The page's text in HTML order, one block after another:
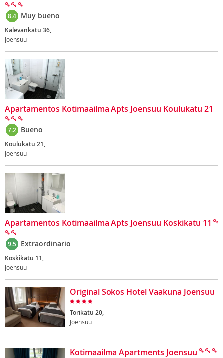
8.4 Muy bueno
Kalevankatu 36,
Joensuu
Apartamentos Kotimaailma Apts Joensuu Koulukatu 21
7.2 Bueno
Koulukatu 21,
Joensuu
Apartamentos Kotimaailma Apts Joensuu Koskikatu 11
9.5 Extraordinario
Koskikatu 11,
Joensuu
Original Sokos Hotel Vaakuna Joensuu
Torikatu 20,
Joensuu
Kotimaailma Apartments Joensuu